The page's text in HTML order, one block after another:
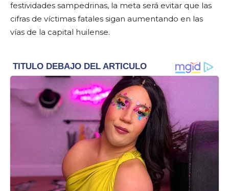
festividades sampedrinas, la meta será evitar que las
cifras de víctimas fatales sigan aumentando en las
vías de la capital huilense.